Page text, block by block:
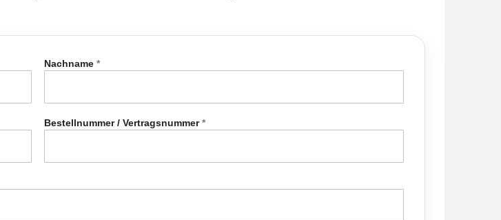
Nachname *
Bestellnummer / Vertragsnummer*